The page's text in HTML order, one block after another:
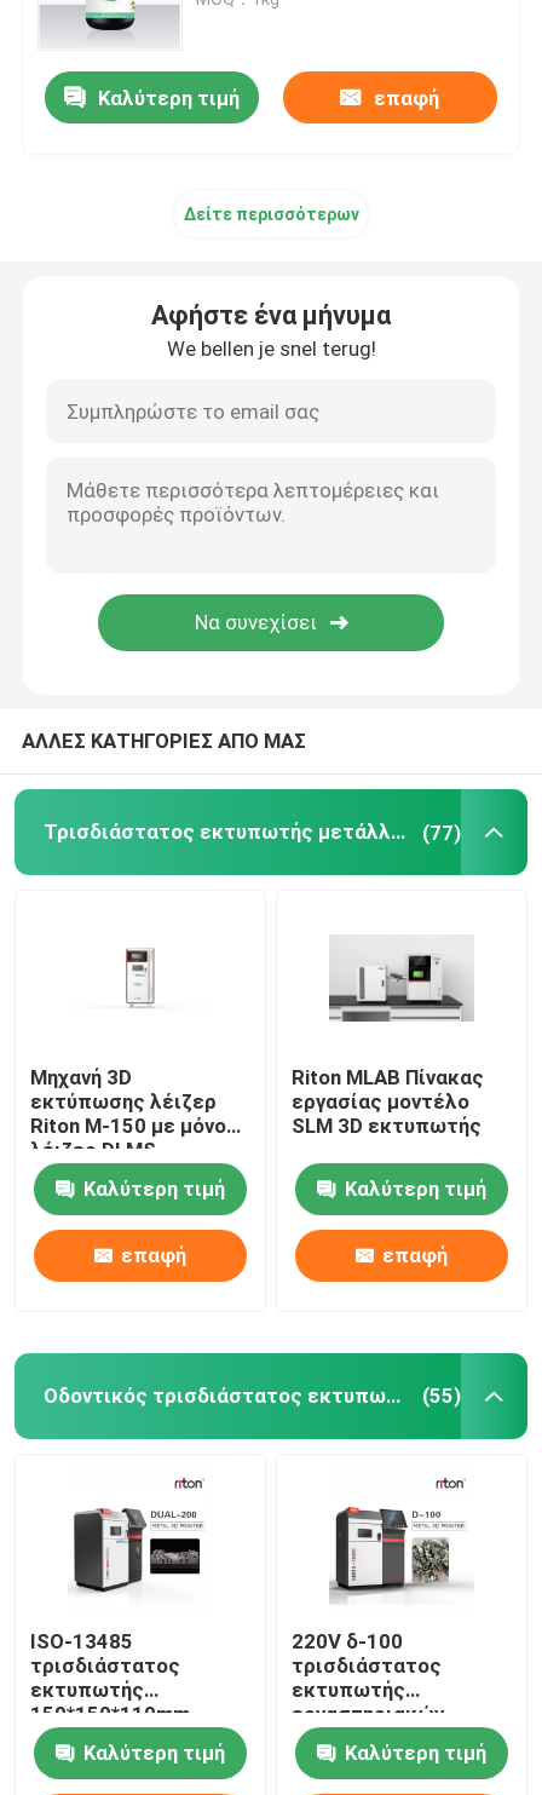
Τρισδιάστατος εκτυπωτής LCD
Ιατρικός τρισδιάστατος εκτυπωτής
Τρισδιάστατος εκτυπωτής κοσμήματος
Τρισδιάστατος εκτυπωτής ρητίνης SLA
Συμπυκνώνοντας μηχανή λέιζερ
τρισδιάστατος εκτυπωτής τιτανίου
Μηχανή κάμψης σύρματος DMIS-V1
Μηχανή κάμψης σύρματος DMIS-V1
Μηχανή κάμψης σύρματος DMIS-V1
Καλύτερη τιμή επαφή
Δείτε περισσότερων
Αφήστε ένα μήνυμα
We bellen je snel terug!
ΑΛΛΕΣ ΚΑΤΗΓΟΡΙΕΣ ΑΠΟ ΜΑΣ
Τρισδιάστατος εκτυπωτής μετάλλων λέιζερ (77)
Μηχανή 3D
εκτύπωσης λέιζερ
Riton M-150 με μόνο
λέιζερ DLMS
Καλύτερη τιμή
επαφή
Riton MLAB Πίνακας
εργασίας μοντέλο
SLM 3D εκτυπωτής
Καλύτερη τιμή
επαφή
Οδοντικός τρισδιάστατος εκτυπωτής μετάλλων (55)
ISO-13485
τρισδιάστατος
εκτυπωτής
150*150*110mm
λέιζερ DLP μέγεθος
εκτύπωσης για τα
οδοντικά πρότυπα
Καλύτερη τιμή
220V δ-100
τρισδιάστατος
εκτυπωτής
εργαστηριακών
οδοντικός μετάλλων
για την οδοντοστοιχία
μερικό Riton
Καλύτερη τιμή